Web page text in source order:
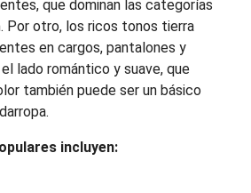
que dominan las categorías
Por otro, los ricos tonos tierra
en cargos, pantalones y
lado romántico y suave, que
también puede ser un básico
incluyen: